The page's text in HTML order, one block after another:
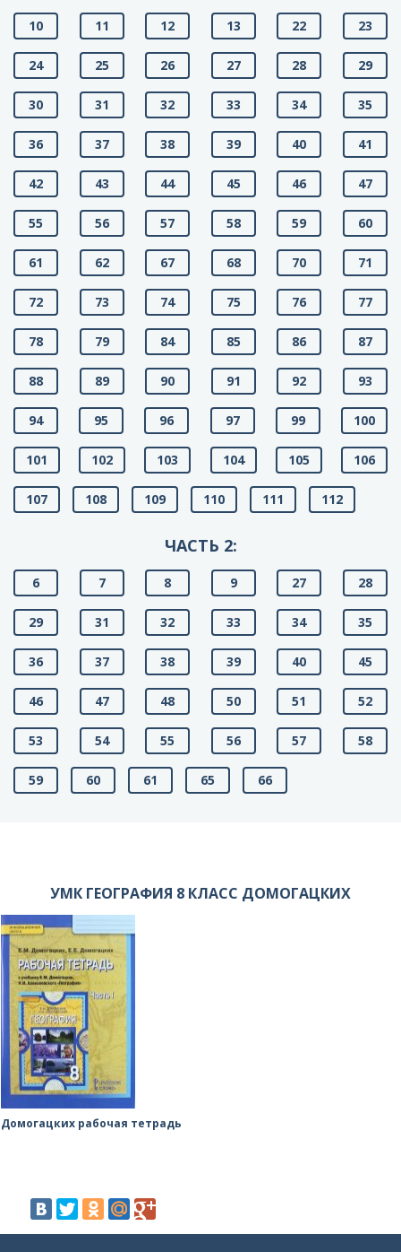
10 11 12 13 22 23
24 25 26 27 28 29
30 31 32 33 34 35
36 37 38 39 40 41
42 43 44 45 46 47
55 56 57 58 59 60
61 62 67 68 70 71
72 73 74 75 76 77
78 79 84 85 86 87
88 89 90 91 92 93
94 95 96 97 99 100
101 102 103 104 105 106
107 108 109 110 111 112
ЧАСТЬ 2:
6 7 8 9 27 28
29 31 32 33 34 35
36 37 38 39 40 45
46 47 48 50 51 52
53 54 55 56 57 58
59 60 61 65 66
УМК ГЕОГРАФИЯ 8 КЛАСС ДОМОГАЦКИХ
Домогацких рабочая тетрадь